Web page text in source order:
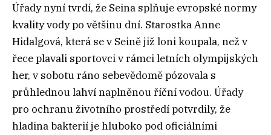
Úřady nyní tvrdí, že Seina splňuje evropské normy
kvality vody po většinu dní. Starostka Anne
Hidalgová, která se v Seině již loni koupala, než v
řece plavali sportovci v rámci letních olympijských
her, v sobotu ráno sebevědomě pózovala s
průhlednou lahví naplněnou říční vodou. Úřady
pro ochranu životního prostředí potvrdily, že
hladina bakterií je hluboko pod oficiálními